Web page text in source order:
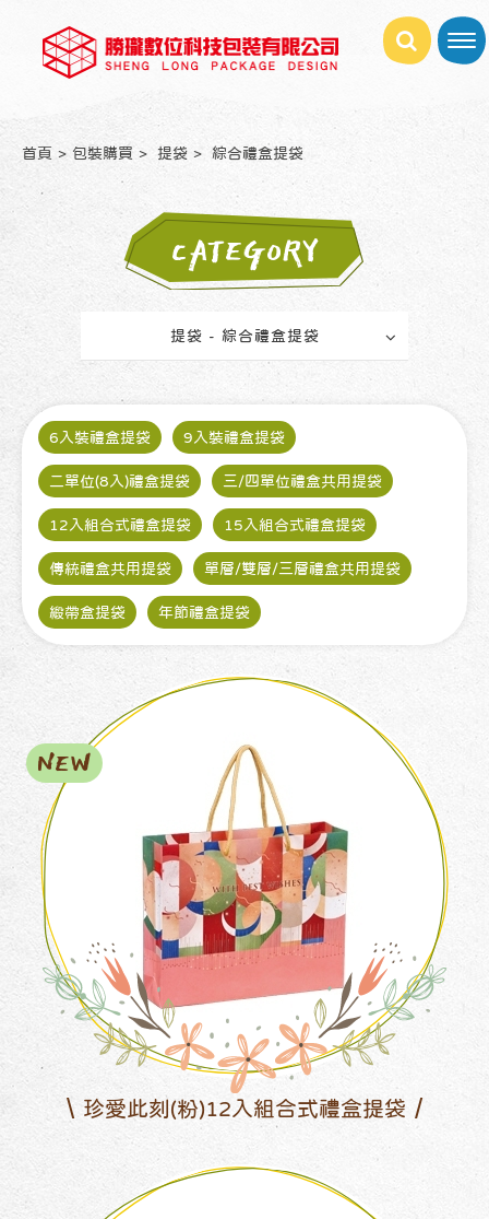
首頁 包裝購買 提袋 綜合禮盒提袋
CATEGORY
提袋 - 綜合禮盒提袋
6入裝禮盒提袋 9入裝禮盒提袋
二單位(8入)禮盒提袋 三/四單位禮盒共用提袋
12入組合式禮盒提袋 15入組合式禮盒提袋
傳統禮盒共用提袋 單層/雙層/三層禮盒共用提袋
緞帶盒提袋 年節禮盒提袋
珍愛此刻(粉)12入組合式禮盒提袋
NEW